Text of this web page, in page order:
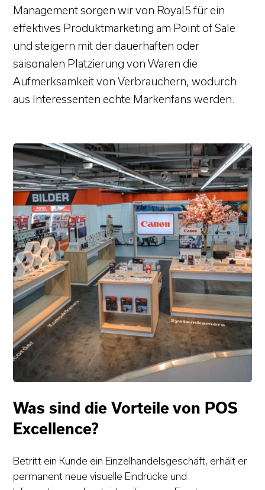
Management sorgen wir von Royal5 für ein
effektives Produktmarketing am Point of Sale
und steigern mit der dauerhaften oder
saisonalen Platzierung von Waren die
Aufmerksamkeit von Verbrauchern, wodurch
aus Interessenten echte Markenfans werden.
Was sind die Vorteile von POS
Excellence?
Betritt ein Kunde ein Einzelhandelsgeschäft, erhält er
permanent neue visuelle Eindrücke und